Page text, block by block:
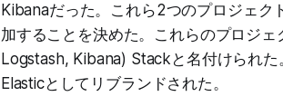
Kibanaだった。これら2つのプロジェク
加することを決めた。これらのプロジ
Logstash, Kibana) Stackと名付けられた
Elasticとしてリブランドされた。